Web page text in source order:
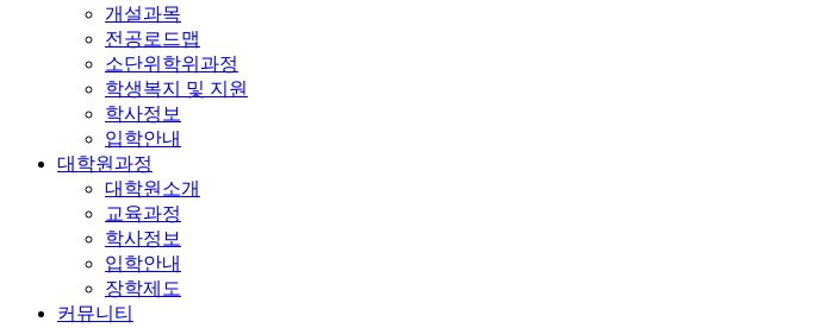
개설과목
전공로드맵
소단위학위과정
학생복지 및 지원
학사정보
입학안내
대학원과정
대학원소개
교육과정
학사정보
입학안내
장학제도
커뮤니티